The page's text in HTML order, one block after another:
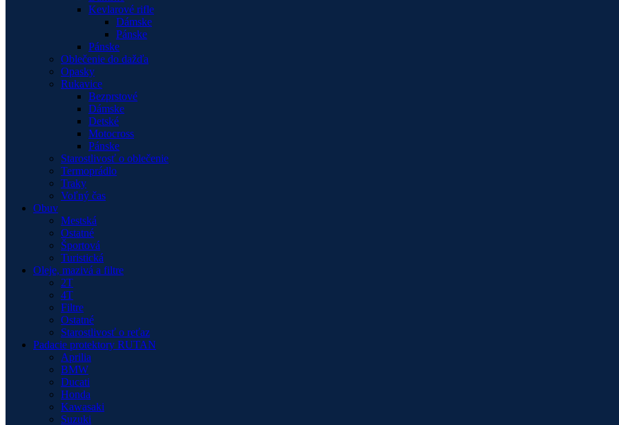
Kevlarové rifle
Dámske
Pánske
Pánske
Oblečenie do dažďa
Opasky
Rukavice
Bezprstové
Dámske
Detské
Motocross
Pánske
Starostlivosť o oblečenie
Termoprádlo
Traky
Voľný čas
Obuv
Mestská
Ostatné
Športová
Turistická
Oleje, mazivá a filtre
2T
4T
Filtre
Ostatné
Starostlivosť o reťaz
Padacie protektory RUTAN
Aprilia
BMW
Ducati
Honda
Kawasaki
Suzuki